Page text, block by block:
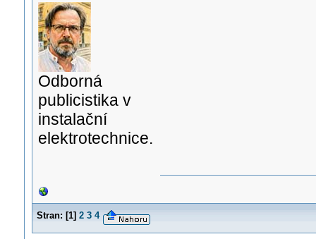
Odborná
publicistika v
instalační
elektrotechnice.
Stran: [1] 2 3 4